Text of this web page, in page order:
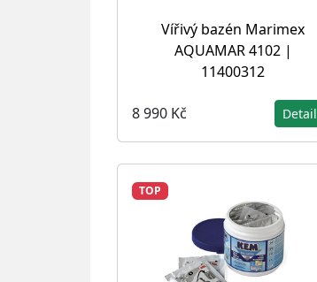
Vířivý bazén Marimex
AQUAMAR 4102 |
11400312
8 990 Kč Detail
TOP